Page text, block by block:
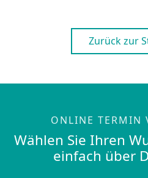
Zurück zur
ONLINE TERMIN
Wählen Sie Ihren
einfach über